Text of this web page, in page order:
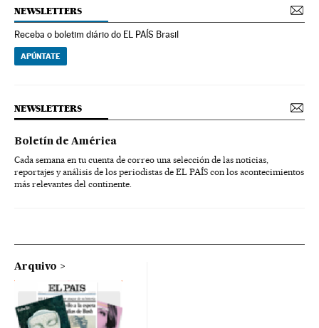
NEWSLETTERS
Receba o boletim diário do EL PAÍS Brasil
APÚNTATE
NEWSLETTERS
Boletín de América
Cada semana en tu cuenta de correo una selección de las noticias,
reportajes y análisis de los periodistas de EL PAÍS con los acontecimientos
más relevantes del continente.
Arquivo